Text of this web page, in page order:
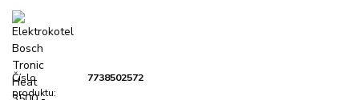
Číslo
produktu:
7738502572